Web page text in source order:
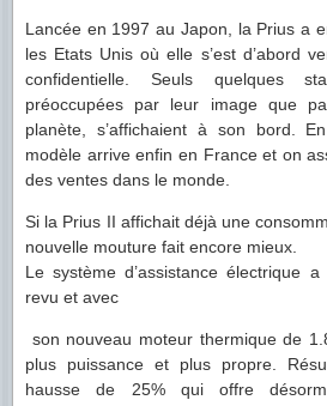
Lancée en 1997 au Japon, la Prius a
les Etats Unis où elle s’est d’abord
confidentielle. Seuls quelques
préoccupées par leur image que
planète, s’affichaient à son bord.
modèle arrive enfin en France et on
des ventes dans le monde.
Si la Prius II affichait déjà une
nouvelle mouture fait encore mieux.
Le système d’assistance électrique
revu et avec
son nouveau moteur thermique de
plus puissance et plus propre.
hausse de 25% qui offre